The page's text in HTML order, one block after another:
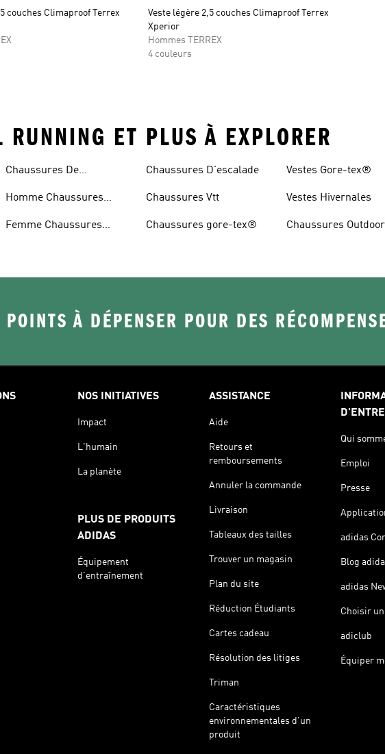
couches Climaproof Terrex
Veste légère 2,5 couches Climaproof Terrex
Xperior
Hommes TERREX
4 couleurs
RUNNING ET PLUS À EXPLORER
Chaussures De
Homme Chaussures
Femme Chaussures
Chaussures D'escalade
Chaussures Vtt
Chaussures gore-tex®
Vestes Gore-tex®
Vestes Hivernales
Chaussures Outdoor
À DÉPENSER POUR DES
NOS INITIATIVES
Impact
L'humain
La planète
PLUS DE PRODUITS
ADIDAS
Équipement
d'entraînement
ASSISTANCE
Aide
Retours et
remboursements
Annuler la commande
Livraison
Tableaux des tailles
Trouver un magasin
Plan du site
Réduction Étudiants
Cartes cadeau
Résolution des litiges
Triman
Caractéristiques
environnementales d'un
produit
Qui
Emploi
Presse
adidas
Blog
adidas
Choisir
adiclub
Équiper